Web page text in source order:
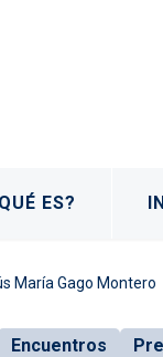
ES?
María Gago Montero
Encuentros